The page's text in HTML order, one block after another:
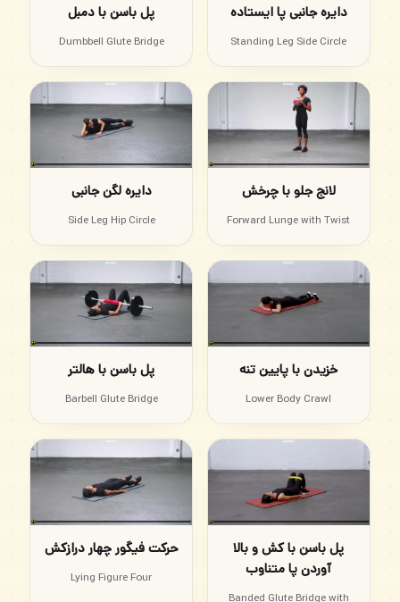
دایره جانبی پا ایستاده
Standing Leg Side Circle
پل باسن با دمبل
Dumbbell Glute Bridge
لانج جلو با چرخش
Forward Lunge with Twist
دایره لگن جانبی
Side Leg Hip Circle
خزیدن با پایین تنه
Lower Body Crawl
پل باسن با هالتر
Barbell Glute Bridge
پل باسن با کش و بالا
آوردن پا متناوب
Banded Glute Bridge with
حرکت فیگور چهار درازکش
Lying Figure Four